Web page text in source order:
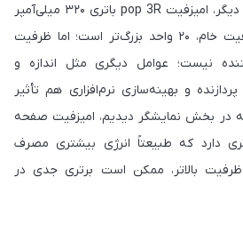
کمی پایین‌تر است. از سوی دیگر، امیزفیت pop 3R باتری ۳۲۰ میلی‌آمپر
ساعتی دارد که از نظر ظرفیت خام، ۲۰ واحد بزرگ‌تر است؛ اما ظرفیت
نیست؛ عوامل دیگری مثل اندازه و
و بهینه‌سازی نرم‌افزاری هم تأثیر
در بخش نمایشگر دیدیم، امیزفیت صفحه
دارد که طبیعتاً انرژی بیشتری مصرف
ظرفیت بالاتر، ممکن است برتری جدی در